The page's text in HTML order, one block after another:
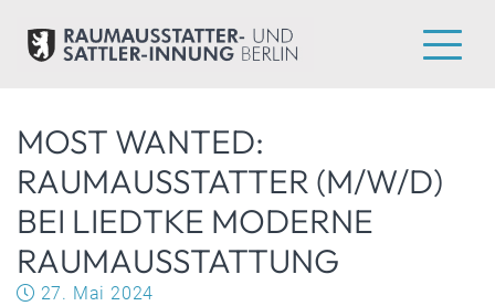
MOST WANTED:
RAUMAUSSTATTER (M/W/D)
BEI LIEDTKE MODERNE
RAUMAUSSTATTUNG
27. Mai 2024